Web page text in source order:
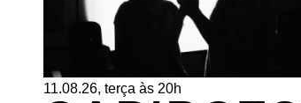
11.08.26, terça às 20h